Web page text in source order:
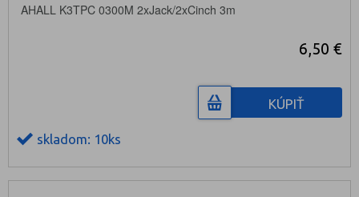
AHALL K3TPC 0300M 2xJack/2xCinch 3m
6,50 €
KÚPIŤ
skladom: 10ks